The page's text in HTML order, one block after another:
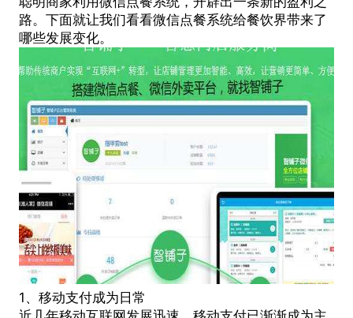
路。下面就让我们看看微信点餐系统给餐饮界带来了
哪些发展变化。
1、移动支付成为日常